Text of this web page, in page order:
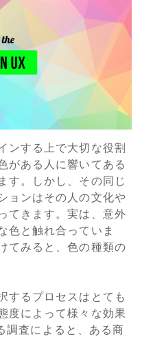
ンする上で大切な役割
がある人に響いてある
す。しかし、その同じ
ョンはその人の文化や
てきます。実は、意外
色と触れ合っていま
てみると、色の種類の
するプロセスはとても
度によって様々な効果
調査によると、ある商